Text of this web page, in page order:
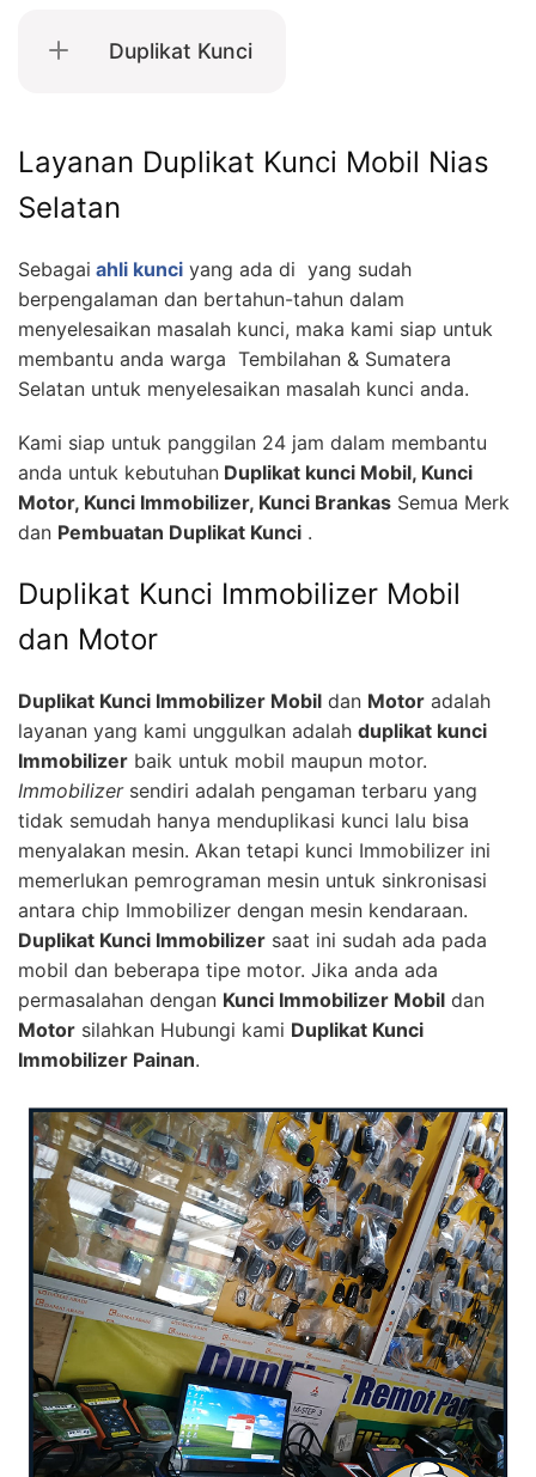
Duplikat Kunci
Layanan Duplikat Kunci Mobil Nias
Selatan
Sebagai ahli kunci yang ada di yang sudah
berpengalaman dan bertahun-tahun dalam
menyelesaikan masalah kunci, maka kami siap untuk
membantu anda warga Tembilahan & Sumatera
Selatan untuk menyelesaikan masalah kunci anda.
Kami siap untuk panggilan 24 jam dalam membantu
anda untuk kebutuhan Duplikat kunci Mobil, Kunci
Motor, Kunci Immobilizer, Kunci Brankas Semua Merk
dan Pembuatan Duplikat Kunci .
Duplikat Kunci Immobilizer Mobil
dan Motor
Duplikat Kunci Immobilizer Mobil dan Motor adalah
layanan yang kami unggulkan adalah duplikat kunci
Immobilizer baik untuk mobil maupun motor.
Immobilizersendiri adalah pengaman terbaru yang
tidak semudah hanya menduplikasi kunci lalu bisa
menyalakan mesin. Akan tetapi kunci Immobilizer ini
memerlukan pemrograman mesin untuk sinkronisasi
antara chip Immobilizer dengan mesin kendaraan.
Duplikat Kunci Immobilizer saat ini sudah ada pada
mobil dan beberapa tipe motor. Jika anda ada
permasalahan dengan Kunci Immobilizer Mobil dan
Motor silahkan Hubungi kami Duplikat Kunci
Immobilizer Painan.